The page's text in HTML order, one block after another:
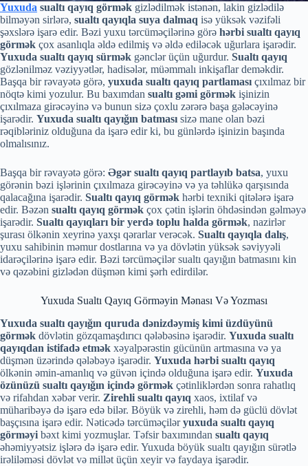
Yuxuda sualtı qayıq görmək gizlədilmək istənən, lakin gizlədilə
bilməyən sirlərə, sualtı qayıqla suya dalmaq isə yüksək vəzifəli
şəxslərə işarə edir. Bəzi yuxu tərcüməçilərinə görə hərbi sualtı qayıq
görmək çox asanlıqla əldə edilmiş və əldə ediləcək uğurlara işarədir.
Yuxuda sualtı qayıq sürmək gənclər üçün uğurdur. Sualtı qayıq
gözlənilməz vəziyyətlər, hadisələr, müəmmalı inkişaflar deməkdir.
Başqa bir rəvayətə görə, yuxuda sualtı qayıq partlaması çıxılmaz bir
nöqtə kimi yozulur. Bu baxımdan sualtı gəmi görmək işinizin
çıxılmaza girəcəyinə və bunun sizə çoxlu zərərə başa gələcəyinə
işarədir. Yuxuda sualtı qayığın batması sizə mane olan bəzi
rəqibləriniz olduğuna da işarə edir ki, bu günlərdə işinizin başında
olmalısınız.
Başqa bir rəvayətə görə: Əgər sualtı qayıq partlayıb batsa, yuxu
görənin bəzi işlərinin çıxılmaza girəcəyinə və ya təhlükə qarşısında
qalacağına işarədir. Sualtı qayıq görmək hərbi texniki qitələrə işarə
edir. Bəzən sualtı qayıq görmək çox çətin işlərin öhdəsindən gəlməyə
işarədir. Sualtı qayıqları bir yerdə toplu halda görmək, nazirlər
şurası ölkənin xeyrinə yaxşı qərarlar verəcək. Sualtı qayıqla dalış,
yuxu sahibinin məmur dostlarına və ya dövlətin yüksək səviyyəli
idarəçilərinə işarə edir. Bəzi tərcüməçilər sualtı qayığın batmasını kin
və qəzəbini gizlədən düşmən kimi şərh edirdilər.
Yuxuda Sualtı Qayıq Görməyin Mənası Və Yozması
Yuxuda sualtı qayığın quruda dənizdəymiş kimi üzdüyünü
görmək dövlətin gözqamaşdırıcı qələbəsinə işarədir. Yuxuda sualtı
qayıqdan istifadə etmək xəyalpərəstin gücünün artmasına və ya
düşmən üzərində qələbəyə işarədir. Yuxuda hərbi sualtı qayıq
ölkənin əmin-amanlıq və güvən içində olduğuna işarə edir. Yuxuda
özünüzü sualtı qayığın içində görmək çətinliklərdən sonra rahatlıq
və rifahdan xəbər verir. Zirehli sualtı qayıq xaos, ixtilaf və
müharibəyə də işarə edə bilər. Böyük və zirehli, həm də güclü dövlət
başçısına işarə edir. Nəticədə tərcüməçiləryuxuda sualtı qayıq
görməyi bəxt kimi yozmuşlar. Təfsir baxımından sualtı qayıq
əhəmiyyətsiz işlərə də işarə edir. Yuxuda böyük sualtı qayığın sürətlə
irəliləməsi dövlət və millət üçün xeyir və faydaya işarədir.